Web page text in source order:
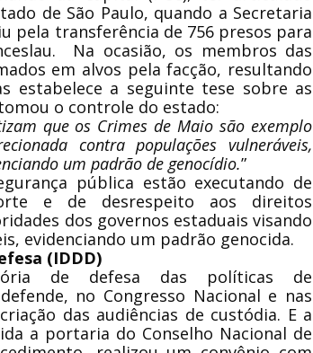
de São Paulo, quando a Secretaria
pela transferência de 756 presos para
Na ocasião, os membros das
em alvos pela facção, resultando
estabelece a seguinte tese sobre as
o controle do estado:
que os Crimes de Maio são exemplo
contra populações vulneráveis,
um padrão de genocídio.”
pública estão executando de
e de desrespeito aos direitos
dos governos estaduais visando
evidenciando um padrão genocida.
(IDDD)
de defesa das políticas de
no Congresso Nacional e nas
das audiências de custódia. E a
a portaria do Conselho Nacional de